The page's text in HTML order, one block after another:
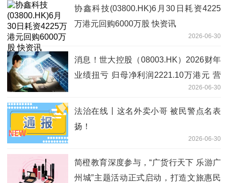
协鑫科技(03800.HK)6月30日耗资4225
万港元回购6000万股 快资讯
2026-06-30
消息！世大控股（08003.HK）2026财年
业绩扭亏 归母净利润2221.10万港元 营
2026-06-30
法治在线丨这名外卖小哥 被民警点名表
扬！
2026-06-30
简橙教育深度参与，“广货行天下 乐游广
州城”主题活动正式启动，打造文旅惠民